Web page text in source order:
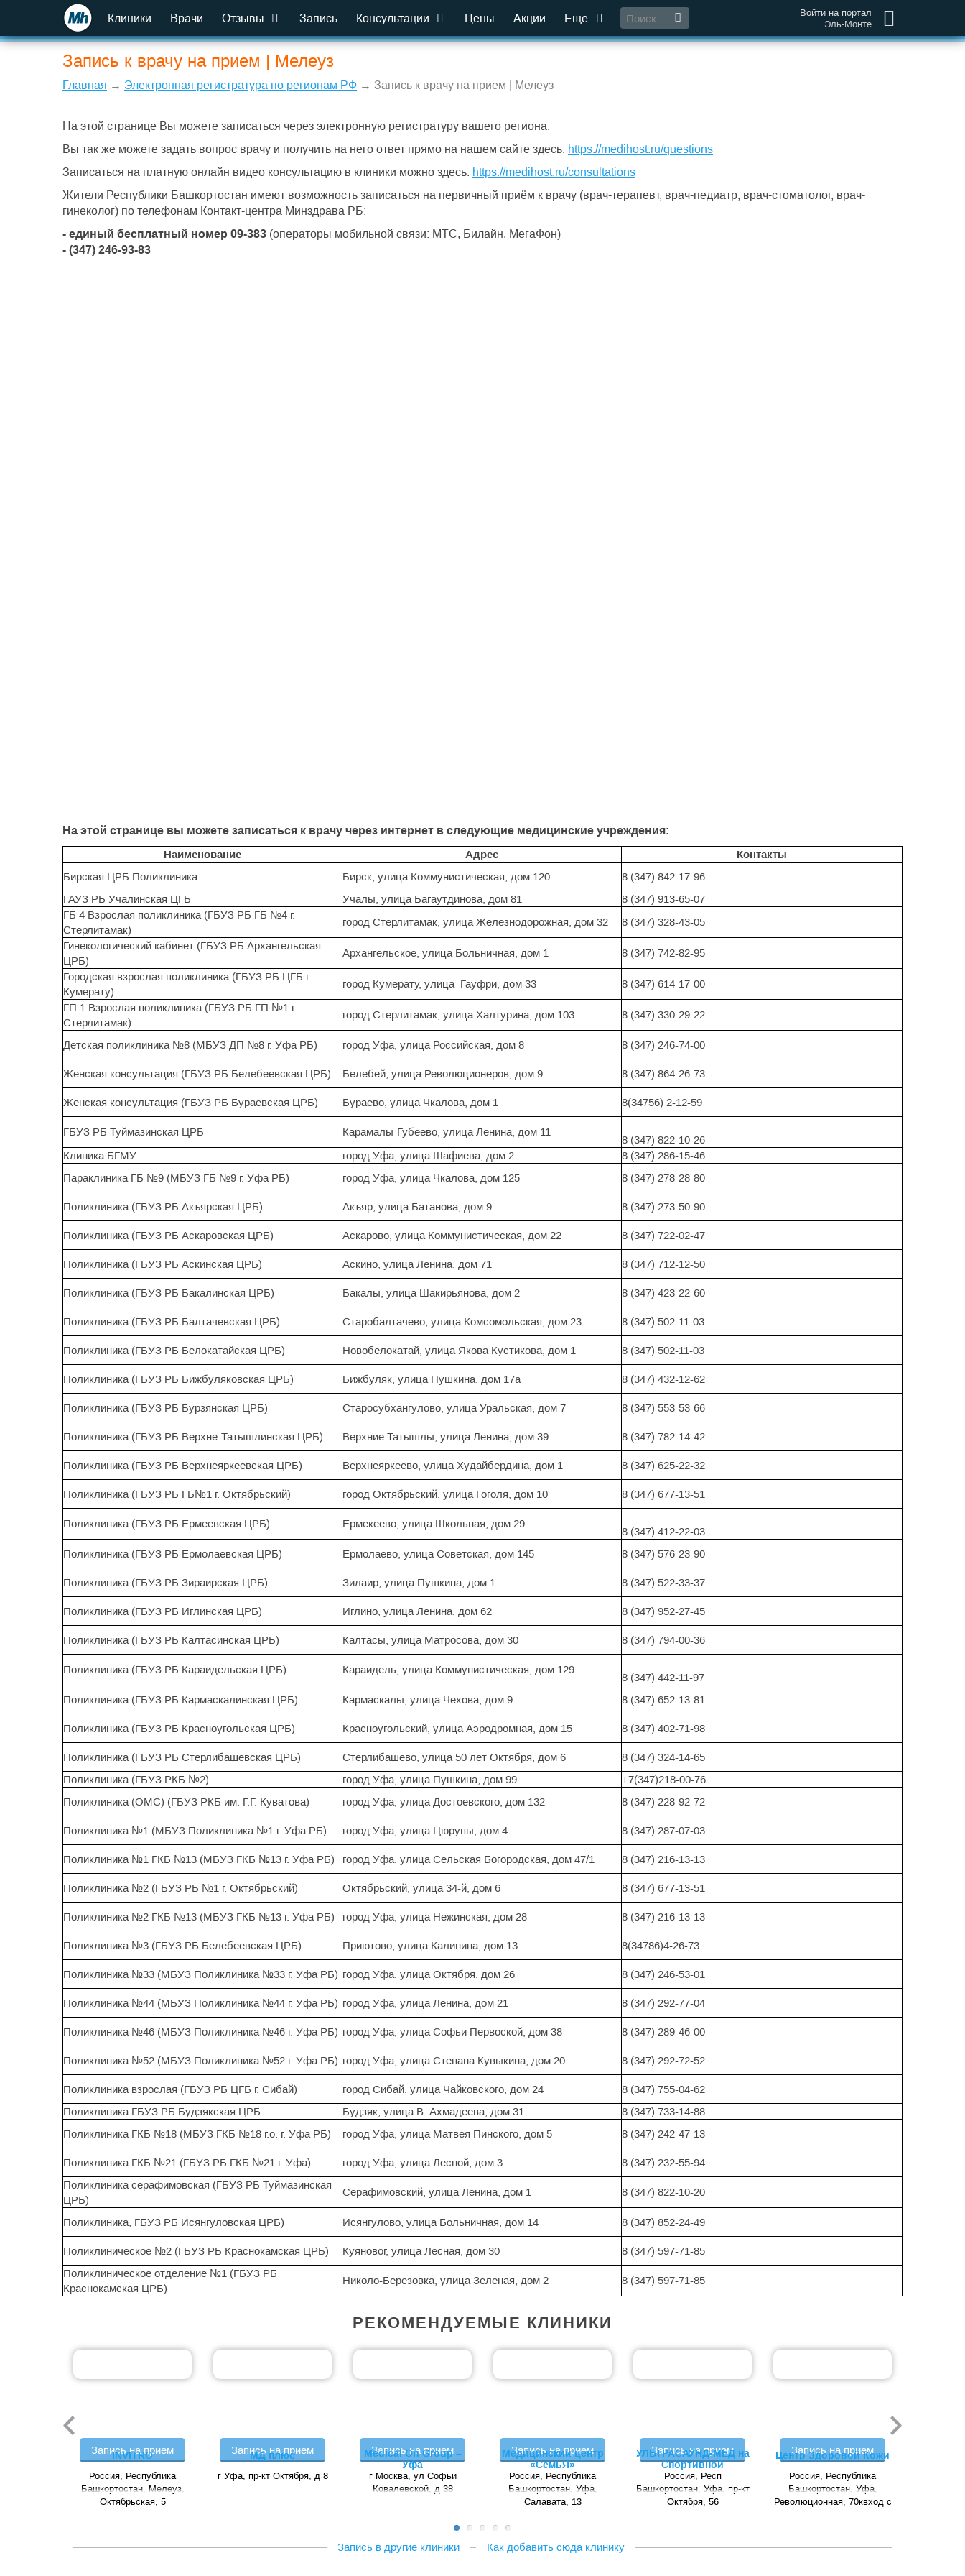
Клиники Врачи Отзывы Запись Консультации Цены Акции Еще
Войти на портал
Эль-Монте
Запись к врачу на прием | Мелеуз
Главная → Электронная регистратура по регионам РФ → Запись к врачу на прием | Мелеуз
На этой странице Вы можете записаться через электронную регистратуру вашего региона.
Вы так же можете задать вопрос врачу и получить на него ответ прямо на нашем сайте здесь: https://medihost.ru/questions
Записаться на платную онлайн видео консультацию в клиники можно здесь: https://medihost.ru/consultations
Жители Республики Башкортостан имеют возможность записаться на первичный приём к врачу (врач-терапевт, врач-педиатр, врач-стоматолог, врач-
гинеколог) по телефонам Контакт-центра Минздрава РБ:
- единый бесплатный номер 09-383 (операторы мобильной связи: МТС, Билайн, МегаФон)
- (347) 246-93-83
На этой странице вы можете записаться к врачу через интернет в следующие медицинские учреждения:
Наименование
Адрес
Контакты
Бирская ЦРБ Поликлиника
Бирск, улица Коммунистическая, дом 120
8 (347) 842-17-96
ГАУЗ РБ Учалинская ЦГБ
Учалы, улица Багаутдинова, дом 81
8 (347) 913-65-07
ГБ 4 Взрослая поликлиника (ГБУЗ РБ ГБ №4 г.
Стерлитамак)
город Стерлитамак, улица Железнодорожная, дом 32
8 (347) 328-43-05
Гинекологический кабинет (ГБУЗ РБ Архангельская
ЦРБ)
Архангельское, улица Больничная, дом 1
8 (347) 742-82-95
Городская взрослая поликлиника (ГБУЗ РБ ЦГБ г.
Кумерату)
город Кумерату, улица Гауфри, дом 33
8 (347) 614-17-00
ГП 1 Взрослая поликлиника (ГБУЗ РБ ГП №1 г.
Стерлитамак)
город Стерлитамак, улица Халтурина, дом 103 8 (347) 330-29-22
Детская поликлиника №8 (МБУЗ ДП №8 г. Уфа РБ) город Уфа, улица Российская, дом 8 8 (347) 246-74-00
Женская консультация (ГБУЗ РБ Белебеевская ЦРБ) Белебей, улица Революционеров, дом 9 8 (347) 864-26-73
Женская консультация (ГБУЗ РБ Бураевская ЦРБ) Бураево, улица Чкалова, дом 1 8(34756) 2-12-59
ГБУЗ РБ Туймазинская ЦРБ Карамалы-Губеево, улица Ленина, дом 11
8 (347) 822-10-26
Клиника БГМУ
город Уфа, улица Шафиева, дом 2
8 (347) 286-15-46
Параклиника ГБ №9 (МБУЗ ГБ №9 г. Уфа РБ)
город Уфа, улица Чкалова, дом 125 8 (347) 278-28-80
Поликлиника (ГБУЗ РБ Акъярская ЦРБ) Акъяр, улица Батанова, дом 9 8 (347) 273-50-90
Поликлиника (ГБУЗ РБ Аскаровская ЦРБ) Аскарово, улица Коммунистическая, дом 22 8 (347) 722-02-47
Поликлиника (ГБУЗ РБ Аскинская ЦРБ) Аскино, улица Ленина, дом 71 8 (347) 712-12-50
Поликлиника (ГБУЗ РБ Бакалинская ЦРБ) Бакалы, улица Шакирьянова, дом 2 8 (347) 423-22-60
Поликлиника (ГБУЗ РБ Балтачевская ЦРБ) Старобалтачево, улица Комсомольская, дом 23 8 (347) 502-11-03
Поликлиника (ГБУЗ РБ Белокатайская ЦРБ) Новобелокатай, улица Якова Кустикова, дом 1 8 (347) 502-11-03
Поликлиника (ГБУЗ РБ Бижбуляковская ЦРБ) Бижбуляк, улица Пушкина, дом 17а 8 (347) 432-12-62
Поликлиника (ГБУЗ РБ Бурзянская ЦРБ) Старосубхангулово, улица Уральская, дом 7 8 (347) 553-53-66
Поликлиника (ГБУЗ РБ Верхне-Татышлинская ЦРБ) Верхние Татышлы, улица Ленина, дом 39 8 (347) 782-14-42
Поликлиника (ГБУЗ РБ Верхнеяркеевская ЦРБ) Верхнеяркеево, улица Худайбердина, дом 1 8 (347) 625-22-32
Поликлиника (ГБУЗ РБ ГБ№1 г. Октябрьский) город Октябрьский, улица Гоголя, дом 10 8 (347) 677-13-51
Поликлиника (ГБУЗ РБ Ермеевская ЦРБ) Ермекеево, улица Школьная, дом 29
8 (347) 412-22-03
Поликлиника (ГБУЗ РБ Ермолаевская ЦРБ)
Ермолаево, улица Советская, дом 145 8 (347) 576-23-90
Поликлиника (ГБУЗ РБ Зираирская ЦРБ) Зилаир, улица Пушкина, дом 1 8 (347) 522-33-37
Поликлиника (ГБУЗ РБ Иглинская ЦРБ) Иглино, улица Ленина, дом 62 8 (347) 952-27-45
Поликлиника (ГБУЗ РБ Калтасинская ЦРБ) Калтасы, улица Матросова, дом 30 8 (347) 794-00-36
Поликлиника (ГБУЗ РБ Караидельская ЦРБ) Караидель, улица Коммунистическая, дом 129
8 (347) 442-11-97
Поликлиника (ГБУЗ РБ Кармаскалинская ЦРБ)
Кармаскалы, улица Чехова, дом 9 8 (347) 652-13-81
Поликлиника (ГБУЗ РБ Красноугольская ЦРБ) Красноугольский, улица Аэродромная, дом 15 8 (347) 402-71-98
Поликлиника (ГБУЗ РБ Стерлибашевская ЦРБ) Стерлибашево, улица 50 лет Октября, дом 6
8 (347) 324-14-65
Поликлиника (ГБУЗ РКБ №2)
город Уфа, улица Пушкина, дом 99
+7(347)218-00-76
Поликлиника (ОМС) (ГБУЗ РКБ им. Г.Г. Куватова)
город Уфа, улица Достоевского, дом 132 8 (347) 228-92-72
Поликлиника №1 (МБУЗ Поликлиника №1 г. Уфа РБ) город Уфа, улица Цюрупы, дом 4 8 (347) 287-07-03
Поликлиника №1 ГКБ №13 (МБУЗ ГКБ №13 г. Уфа РБ) город Уфа, улица Сельская Богородская, дом 47/1 8 (347) 216-13-13
Поликлиника №2 (ГБУЗ РБ №1 г. Октябрьский) Октябрьский, улица 34-й, дом 6 8 (347) 677-13-51
Поликлиника №2 ГКБ №13 (МБУЗ ГКБ №13 г. Уфа РБ) город Уфа, улица Нежинская, дом 28 8 (347) 216-13-13
Поликлиника №3 (ГБУЗ РБ Белебеевская ЦРБ) Приютово, улица Калинина, дом 13 8(34786)4-26-73
Поликлиника №33 (МБУЗ Поликлиника №33 г. Уфа РБ) город Уфа, улица Октября, дом 26 8 (347) 246-53-01
Поликлиника №44 (МБУЗ Поликлиника №44 г. Уфа РБ) город Уфа, улица Ленина, дом 21 8 (347) 292-77-04
Поликлиника №46 (МБУЗ Поликлиника №46 г. Уфа РБ) город Уфа, улица Софьи Первоской, дом 38 8 (347) 289-46-00
Поликлиника №52 (МБУЗ Поликлиника №52 г. Уфа РБ) город Уфа, улица Степана Кувыкина, дом 20 8 (347) 292-72-52
Поликлиника взрослая (ГБУЗ РБ ЦГБ г. Сибай) город Сибай, улица Чайковского, дом 24
8 (347) 755-04-62
Поликлиника ГБУЗ РБ Будзякская ЦРБ
Будзяк, улица В. Ахмадеева, дом 31
8 (347) 733-14-88
Поликлиника ГКБ №18 (МБУЗ ГКБ №18 г.о. г. Уфа РБ)
город Уфа, улица Матвея Пинского, дом 5 8 (347) 242-47-13
Поликлиника ГКБ №21 (ГБУЗ РБ ГКБ №21 г. Уфа) город Уфа, улица Лесной, дом 3
8 (347) 232-55-94
Поликлиника серафимовская (ГБУЗ РБ Туймазинская
ЦРБ)
Серафимовский, улица Ленина, дом 1 8 (347) 822-10-20
Поликлиника, ГБУЗ РБ Исянгуловская ЦРБ) Исянгулово, улица Больничная, дом 14 8 (347) 852-24-49
Поликлиническое №2 (ГБУЗ РБ Краснокамская ЦРБ) Куяновог, улица Лесная, дом 30
8 (347) 597-71-85
Поликлиническое отделение №1 (ГБУЗ РБ
Краснокамская ЦРБ)
Николо-Березовка, улица Зеленая, дом 2 8 (347) 597-71-85
РЕКОМЕНДУЕМЫЕ КЛИНИКИ
INVITRO
Запись на прием
Россия, Республика
Башкортостан, Мелеуз,
Октябрьская, 5
МД плюс
Запись на прием
г Уфа, пр-кт Октября, д 8
Medical On Group –
Уфа
Запись на прием
г Москва, ул Софьи
Ковалевской, д 38
Медицинский центр
«СемьЯ»
Запись на прием
Россия, Республика
Башкортостан, Уфа,
Салавата, 13
УЛЬТРАСАУНД-МЕД на
Спортивной
Запись на прием
Россия, Респ
Башкортостан, Уфа, пр-кт
Октября, 56
Центр Здоровой Кожи
Запись на прием
Россия, Республика
Башкортостан, Уфа,
Революционная, 70квход с
Запись в другие клиники Как добавить сюда клинику